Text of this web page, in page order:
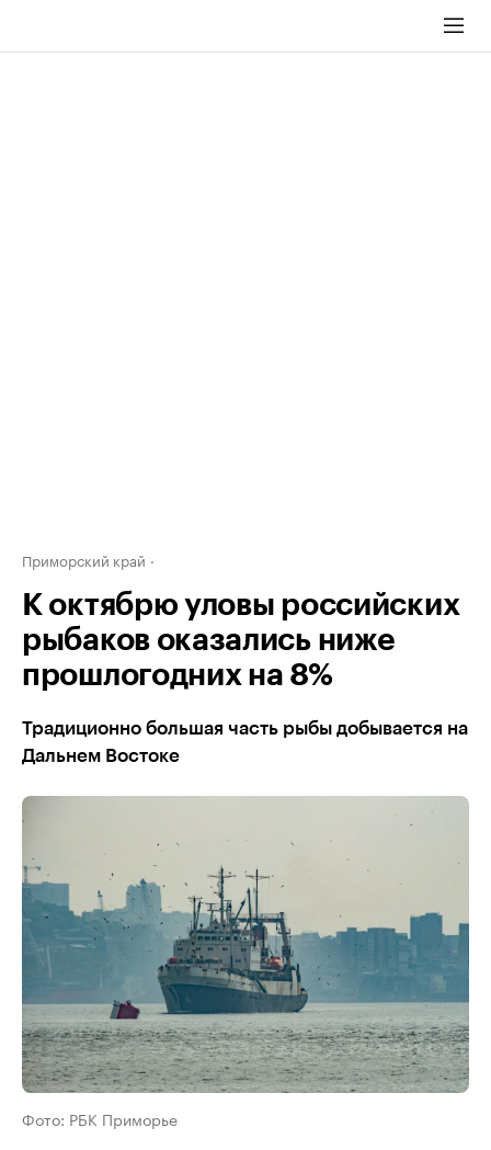
Приморский край
К октябрю уловы российских
рыбаков оказались ниже
прошлогодних на 8%
Традиционно большая часть рыбы добывается на
Дальнем Востоке
Фото: РБК Приморье